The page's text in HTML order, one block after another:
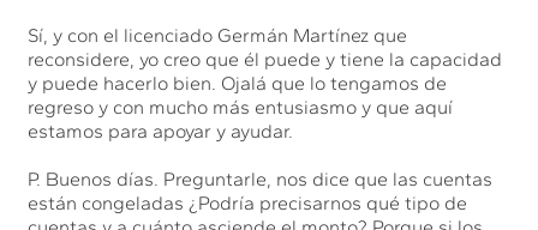
Sí, y con el licenciado Germán Martínez que
reconsidere, yo creo que él puede y tiene la capacidad
y puede hacerlo bien. Ojalá que lo tengamos de
regreso y con mucho más entusiasmo y que aquí
estamos para apoyar y ayudar.
P. Buenos días. Preguntarle, nos dice que las cuentas
están congeladas ¿Podría precisarnos qué tipo de